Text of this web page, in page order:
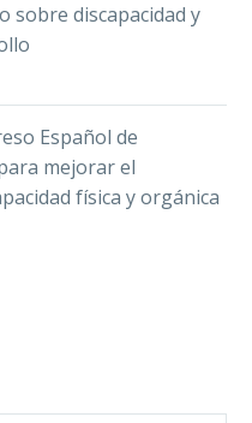
sobre discapacidad y
Español de
mejorar el
física y orgánica